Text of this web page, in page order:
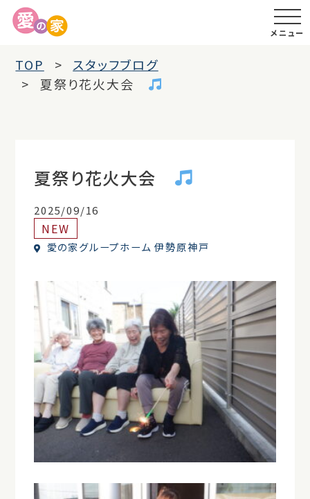
メニュー
TOP
スタッフブログ
夏祭り花火大会
夏祭り花火大会
2025/09/16
NEW
愛の家グループホーム 伊勢原神戸